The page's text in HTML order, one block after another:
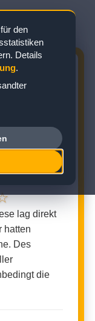
4265)
lag direkt
hatten
Des
die
den
Details
.